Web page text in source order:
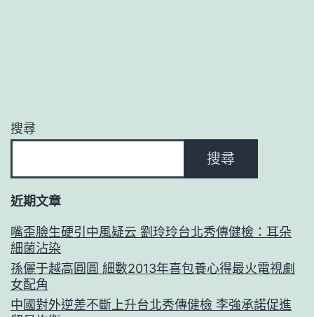
搜尋
搜尋
近期文章
嘴歪臉生硬引中風疑云 劉玲玲台北秀傳健檢：耳朵
細菌沾染
孫儷于越高圓圓 細數2013年喜包養心得最火電視劇
女配角
中國對外逆差不斷上升台北秀傳健檢 李強承諾促進